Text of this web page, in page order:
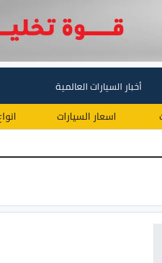
أخبار السيارات العالمية
اسعار السيارات